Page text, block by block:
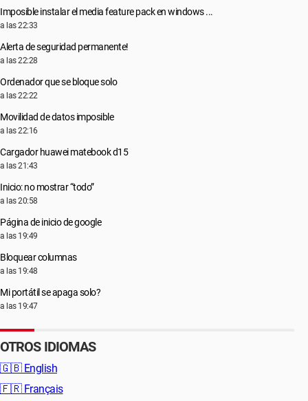
Imposible instalar el media feature pack en windows ...
a las 22:33
Alerta de seguridad permanente!
a las 22:28
Ordenador que se bloque solo
a las 22:22
Movilidad de datos imposible
a las 22:16
Cargador huawei matebook d15
a las 21:43
Inicio: no mostrar “todo”
a las 20:58
Página de inicio de google
a las 19:49
Bloquear columnas
a las 19:48
Mi portátil se apaga solo?
a las 19:47
OTROS IDIOMAS
🇬🇧 English
🇫🇷 Français